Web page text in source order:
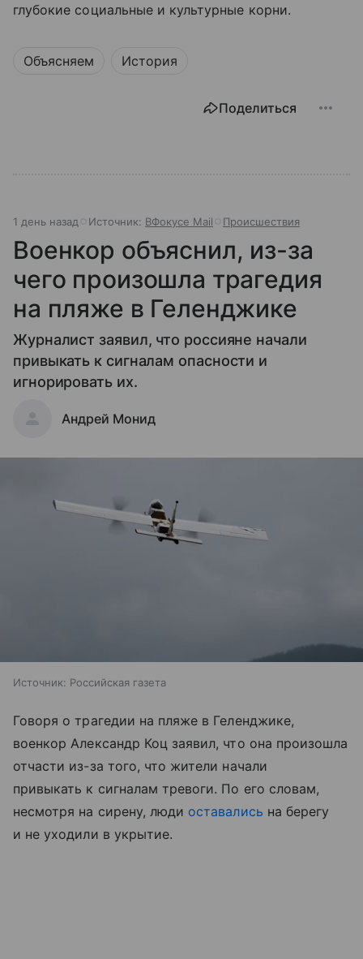
глубокие социальные и культурные корни.
Объясняем История
Поделиться
1 день назад Источник: ВФокусе Mail Происшествия
Военкор объяснил, из-за
чего произошла трагедия
на пляже в Геленджике
Журналист заявил, что россияне начали
привыкать к сигналам опасности и
игнорировать их.
Андрей Монид
Источник: Российская газета
Говоря о трагедии на пляже в Геленджике,
военкор Александр Коц заявил, что она произошла
отчасти из-за того, что жители начали
привыкать к сигналам тревоги. По его словам,
несмотря на сирену, люди оставались на берегу
и не уходили в укрытие.